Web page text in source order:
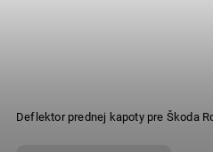
Deflektor prednej kapoty pre Škoda